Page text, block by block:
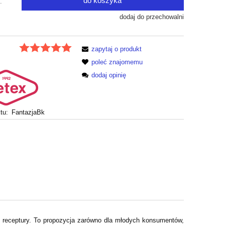
dodaj do przechowalni
FantazjaBk
zapytaj o produkt
poleć znajomemu
dodaj opinię
To propozycja zarówno dla młodych konsumentów,